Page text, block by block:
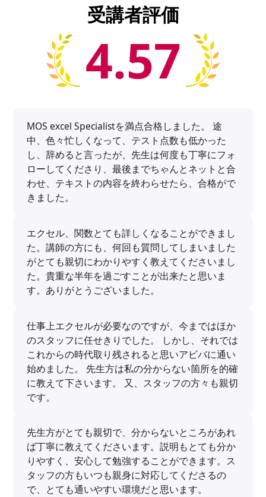
受講者評価
4.57
MOS excel Specialistを満点合格しました。 途
中、色々忙しくなって、テスト点数も低かった
し、辞めると言ったが、先生は何度も丁寧にフォ
ローしてくださり、最後までちゃんとネットと合
わせ、テキストの内容を終わらせたら、合格がで
きました。
エクセル、関数とても詳しくなることができまし
た。講師の方にも、何回も質問してしまいました
がとても親切にわかりやすく教えてくださいまし
た。貴重な半年を過ごすことが出来たと思いま
す。ありがとうございました。
仕事上エクセルが必要なのですが、今まではほか
のスタッフに任せきりでした。 しかし、それでは
これからの時代取り残されると思いアビバに通い
始めました。 先生方は私の分からない箇所を的確
に教えて下さいます。 又、スタッフの方々も親切
です。
先生方がとても親切で、分からないところがあれ
ば丁寧に教えてくださいます。説明もとても分か
りやすく、安心して勉強することができます。ス
タッフの方もいつも親身に対応してくださるの
で、とても通いやすい環境だと思います。